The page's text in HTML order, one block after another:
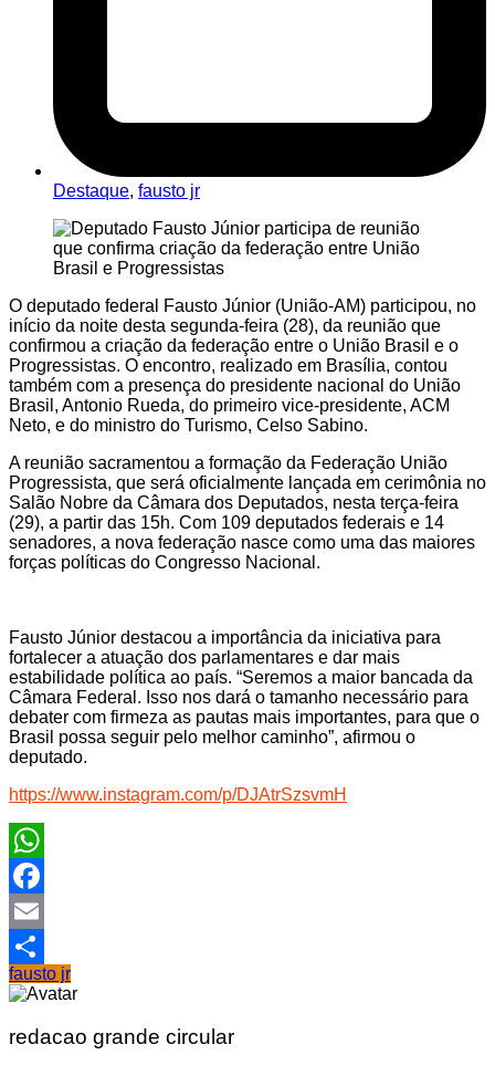
Destaque, fausto jr
O deputado federal Fausto Júnior (União-AM) participou, no
início da noite desta segunda-feira (28), da reunião que
confirmou a criação da federação entre o União Brasil e o
Progressistas. O encontro, realizado em Brasília, contou
também com a presença do presidente nacional do União
Brasil, Antonio Rueda, do primeiro vice-presidente, ACM
Neto, e do ministro do Turismo, Celso Sabino.
A reunião sacramentou a formação da Federação União
Progressista, que será oficialmente lançada em cerimônia no
Salão Nobre da Câmara dos Deputados, nesta terça-feira
(29), a partir das 15h. Com 109 deputados federais e 14
senadores, a nova federação nasce como uma das maiores
forças políticas do Congresso Nacional.
Fausto Júnior destacou a importância da iniciativa para
fortalecer a atuação dos parlamentares e dar mais
estabilidade política ao país. “Seremos a maior bancada da
Câmara Federal. Isso nos dará o tamanho necessário para
debater com firmeza as pautas mais importantes, para que o
Brasil possa seguir pelo melhor caminho”, afirmou o
deputado.
https://www.instagram.com/p/DJAtrSzsvmH
WhatsApp
Facebook
Email
Share
fausto jr
redacao grande circular